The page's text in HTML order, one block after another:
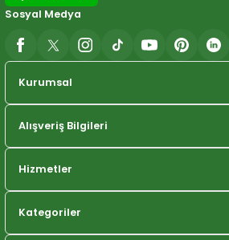
Kurumsal
Alışveriş Bilgileri
Hizmetler
Kategoriler
Sosyal Medya